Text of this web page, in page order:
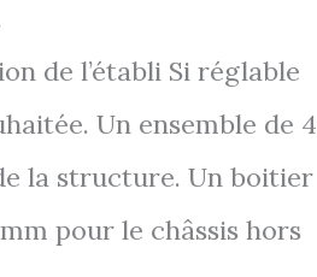
de l’établi Si réglable
Un ensemble de 4
la structure. Un boitier
pour le châssis hors